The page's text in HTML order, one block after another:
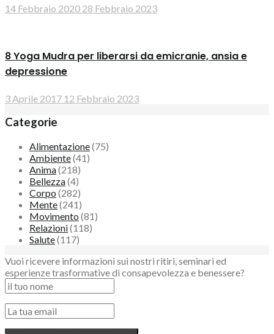
14 Febbraio 2020 28 Febbraio 2023
8 Yoga Mudra per liberarsi da emicranie, ansia e
depressione
3 Aprile 2017 12 Febbraio 2023
Categorie
Alimentazione(75)
Ambiente(41)
Anima(218)
Bellezza(4)
Corpo (282)
Mente(241)
Movimento (81)
Relazioni(118)
Salute(117)
Vuoi ricevere informazioni sui nostri ritiri, seminari ed
esperienze trasformative di consapevolezza e benessere?